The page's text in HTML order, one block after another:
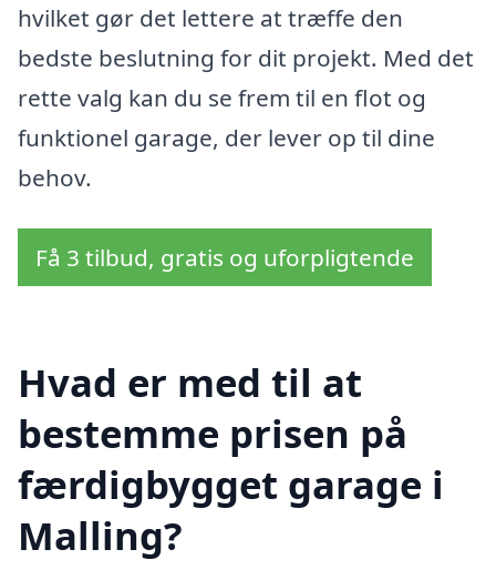
hvilket gør det lettere at træffe den
bedste beslutning for dit projekt. Med det
rette valg kan du se frem til en flot og
funktionel garage, der lever op til dine
behov.
Få 3 tilbud, gratis og uforpligtende
Hvad er med til at
bestemme prisen på
færdigbygget garage i
Malling?